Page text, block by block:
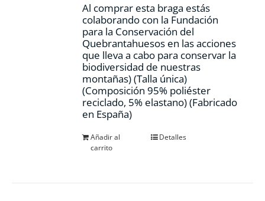
Al comprar esta braga estás
colaborando con la Fundación
para la Conservación del
Quebrantahuesos en las acciones
que lleva a cabo para conservar la
biodiversidad de nuestras
montañas) (Talla única)
(Composición 95% poliéster
reciclado, 5% elastano) (Fabricado
en España)
Añadir al
carrito
Detalles